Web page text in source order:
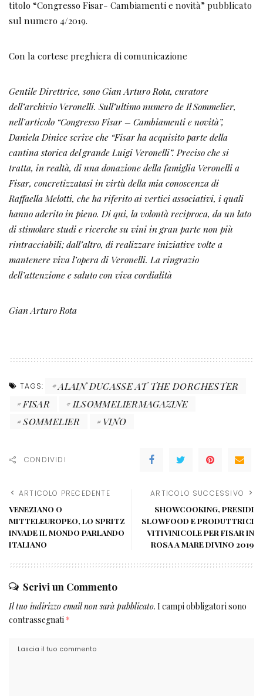
titolo “Congresso Fisar- Cambiamenti e novità” pubblicato
sul numero 4/2019.
Con la cortese preghiera di comunicazione
Gentile Direttrice, sono Gian Arturo Rota, curatore
dell’archivio Veronelli. Sull’ultimo numero de Il Sommelier,
nell’articolo “Congresso Fisar – Cambiamenti e novità”,
Daniela Dinice scrive che “Fisar ha acquisito parte della
cantina storica del grande Luigi Veronelli”. Preciso che si
tratta, in realtà, di una donazione della famiglia Veronelli a
Fisar, concretizzatasi in virtù della mia conoscenza di
Raffaella Melotti, che ha riferito ai vertici associativi, i quali
hanno aderito in pieno. Di qui, la volontà reciproca, da un lato
di stimolare studi e ricerche su vini in gran parte non più
rintracciabili; dall’altro, di realizzare iniziative volte a
mantenere viva l’opera di Veronelli. La ringrazio
dell’attenzione e saluto con viva cordialità
Gian Arturo Rota
TAGS:
ALAIN DUCASSE AT THE DORCHESTER
FISAR
ILSOMMELIERMAGAZINE
SOMMELIER
VINO
CONDIVIDI
ARTICOLO PRECEDENTE
VENEZIANO O
MITTELEUROPEO, LO SPRITZ
INVADE IL MONDO PARLANDO
ITALIANO
ARTICOLO SUCCESSIVO
SHOWCOOKING, PRESIDI
SLOWFOOD E PRODUTTRICI
VITIVINICOLE PER FISAR IN
ROSA A MARE DIVINO 2019
Scrivi un Commento
Il tuo indirizzo email non sarà pubblicato. I campi obbligatori sono
contrassegnati *